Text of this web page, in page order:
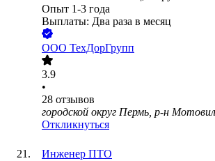
Опыт 1-3 года
Выплаты: Два раза в месяц
ООО ТехДорГрупп
3.9
•
28 отзывов
городской округ Пермь, р-н
Откликнуться
Инженер ПТО